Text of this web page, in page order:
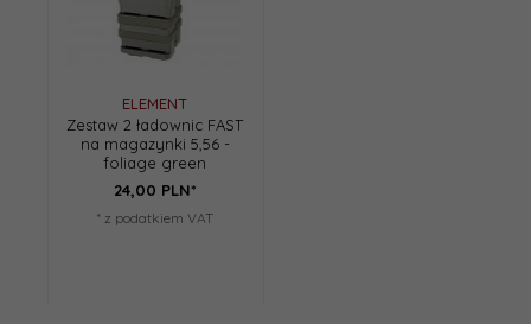
ELEMENT
Zestaw 2 ładownic FAST
na magazynki 5,56 -
foliage green
24,00 PLN*
* z podatkiem VAT